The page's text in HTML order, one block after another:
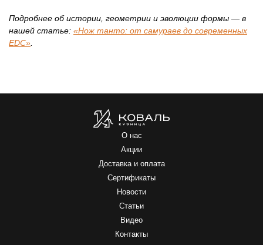
Подробнее об истории, геометрии и эволюции формы — в
нашей статье: «Нож танто: от самураев до современных
EDC».
О нас
Акции
Доставка и оплата
Сертификаты
Новости
Статьи
Видео
Контакты